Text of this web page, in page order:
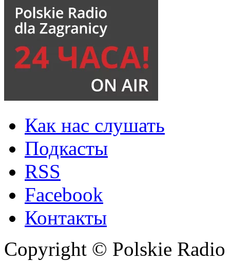
Как нас слушать
Подкасты
RSS
Facebook
Контакты
Copyright © Polskie